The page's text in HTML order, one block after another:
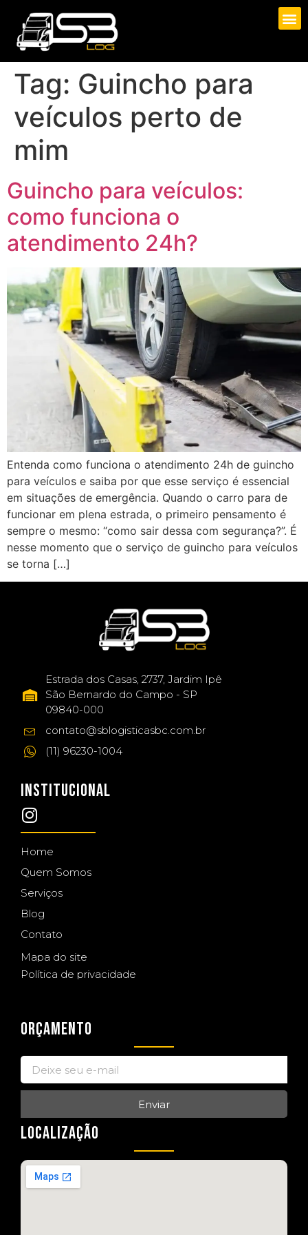
Tag: Guincho para
veículos perto de
mim
Guincho para veículos:
como funciona o
atendimento 24h?
Entenda como funciona o atendimento 24h de guincho
para veículos e saiba por que esse serviço é essencial
em situações de emergência. Quando o carro para de
funcionar em plena estrada, o primeiro pensamento é
sempre o mesmo: “como sair dessa com segurança?”. É
nesse momento que o serviço de guincho para veículos
se torna […]
Estrada dos Casas, 2737, Jardim Ipê
São Bernardo do Campo - SP
09840-000
contato@sblogisticasbc.com.br
(11) 96230-1004
INSTITUCIONAL
Home
Quem Somos
Serviços
Blog
Contato
Mapa do site
Política de privacidade
ORÇAMENTO
Enviar
LOCALIZAÇÃO